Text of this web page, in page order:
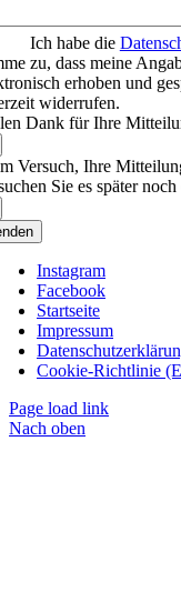
Ich habe die
zu, dass meine
erhoben und
widerrufen.
Dank für Ihre
Versuch, Ihre
Sie es später
Instagram
Facebook
Startseite
Impressum
Cookie-Richtlinie
Page load link
Nach oben